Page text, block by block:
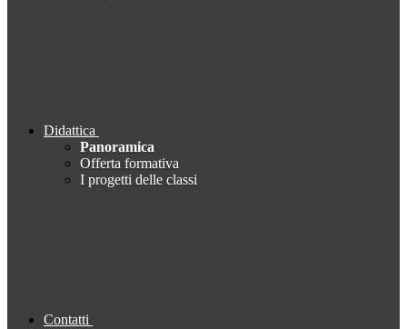
Didattica
Panoramica
Offerta formativa
I progetti delle classi
Contatti